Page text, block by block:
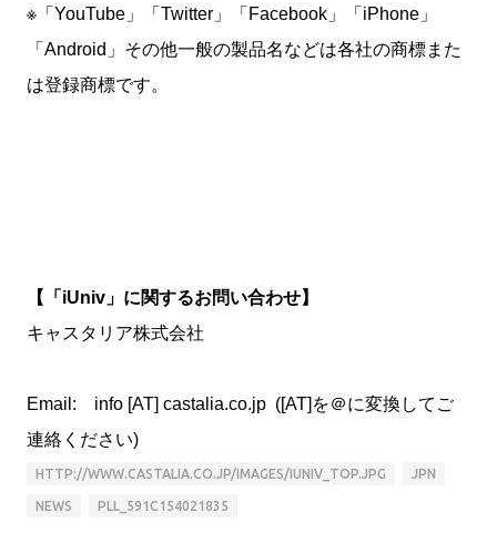
※「YouTube」「Twitter」「Facebook」「iPhone」
「Android」その他一般の製品名などは各社の商標また
は登録商標です。
【「iUniv」に関するお問い合わせ】
キャスタリア株式会社
Email: info [AT] castalia.co.jp ([AT]を＠に変換してご
連絡ください)
HTTP://WWW.CASTALIA.CO.JP/IMAGES/IUNIV_TOP.JPG JPN
NEWS PLL_591C154021835